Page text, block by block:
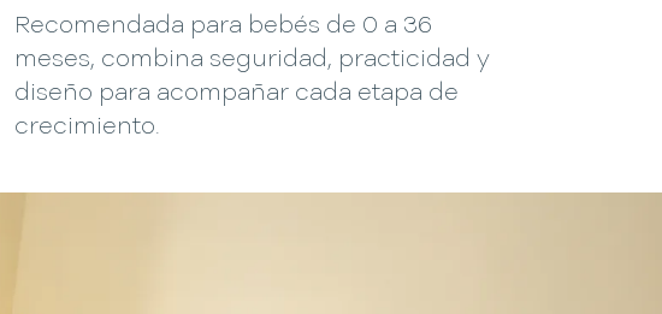
Recomendada para bebés de 0 a 36
meses, combina seguridad, practicidad y
diseño para acompañar cada etapa de
crecimiento.